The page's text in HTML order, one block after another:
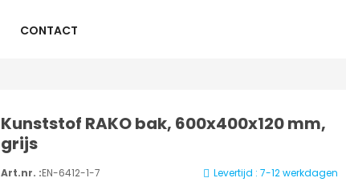
CONTACT
Kunststof RAKO bak, 600x400x120 mm,
grijs
Levertijd : 7-12 werkdagen
Art.nr. :EN-6412-1-7